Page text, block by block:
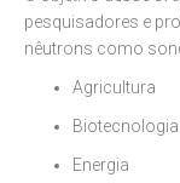
pesquisadores e
nêutrons como
Agricultura
Biotecnologia
Energia